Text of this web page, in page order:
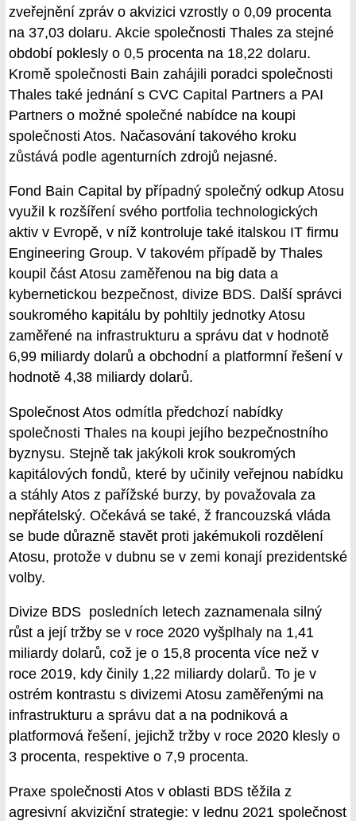
zveřejnění zpráv o akvizici vzrostly o 0,09 procenta
na 37,03 dolaru. Akcie společnosti Thales za stejné
období poklesly o 0,5 procenta na 18,22 dolaru.
Kromě společnosti Bain zahájili poradci společnosti
Thales také jednání s CVC Capital Partners a PAI
Partners o možné společné nabídce na koupi
společnosti Atos. Načasování takového kroku
zůstává podle agenturních zdrojů nejasné.
Fond Bain Capital by případný společný odkup Atosu
využil k rozšíření svého portfolia technologických
aktiv v Evropě, v níž kontroluje také italskou IT firmu
Engineering Group. V takovém případě by Thales
koupil část Atosu zaměřenou na big data a
kybernetickou bezpečnost, divize BDS. Další správci
soukromého kapitálu by pohltily jednotky Atosu
zaměřené na infrastrukturu a správu dat v hodnotě
6,99 miliardy dolarů a obchodní a platformní řešení v
hodnotě 4,38 miliardy dolarů.
Společnost Atos odmítla předchozí nabídky
společnosti Thales na koupi jejího bezpečnostního
byznysu. Stejně tak jakýkoli krok soukromých
kapitálových fondů, které by učinily veřejnou nabídku
a stáhly Atos z pařížské burzy, by považovala za
nepřátelský. Očekává se také, ž francouzská vláda
se bude důrazně stavět proti jakémukoli rozdělení
Atosu, protože v dubnu se v zemi konají prezidentské
volby.
Divize BDS posledních letech zaznamenala silný
růst a její tržby se v roce 2020 vyšplhaly na 1,41
miliardy dolarů, což je o 15,8 procenta více než v
roce 2019, kdy činily 1,22 miliardy dolarů. To je v
ostrém kontrastu s divizemi Atosu zaměřenými na
infrastrukturu a správu dat a na podniková a
platformová řešení, jejichž tržby v roce 2020 klesly o
3 procenta, respektive o 7,9 procenta.
Praxe společnosti Atos v oblasti BDS těžila z
agresivní akviziční strategie: v lednu 2021 společnost